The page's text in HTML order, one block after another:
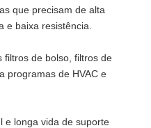
Pré-filtro de ar de malha de nylon plissado em painel
que precisam de alta
e baixa resistência.
filtros de bolso, filtros de
programas de HVAC e
e longa vida de suporte